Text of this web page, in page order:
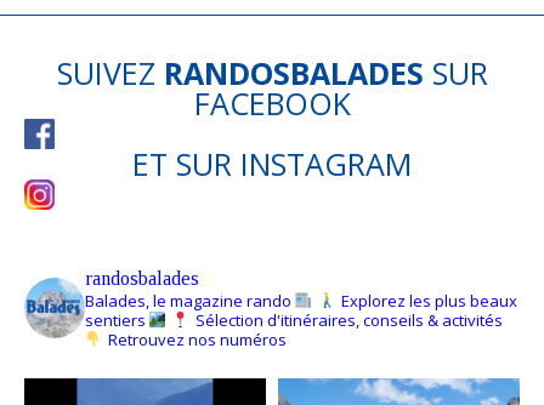
SUIVEZ RANDOSBALADES SUR
FACEBOOK
ET SUR INSTAGRAM
randosbalades
Balades, le magazine rando
Explorez les plus beaux
sentiers
Sélection d'itinéraires, conseils & activités
Retrouvez nos numéros